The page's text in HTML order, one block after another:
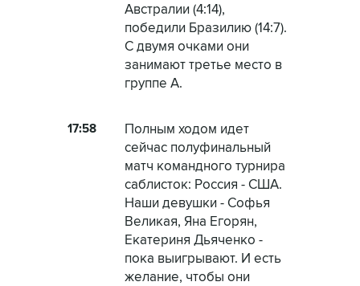
Австралии (4:14),
победили Бразилию (14:7).
С двумя очками они
занимают третье место в
группе А.
17:58
Полным ходом идет
сейчас полуфинальный
матч командного турнира
саблисток: Россия - США.
Наши девушки - Софья
Великая, Яна Егорян,
Екатериня Дьяченко -
пока выигрывают. И есть
желание, чтобы они